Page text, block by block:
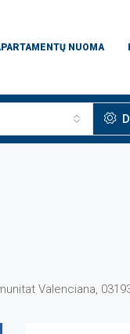
NUOMA
Valenciana,